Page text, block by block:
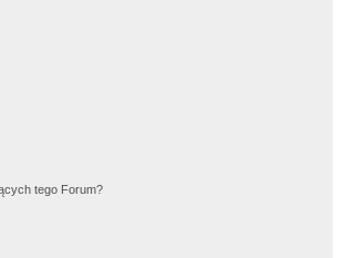
tego Forum?